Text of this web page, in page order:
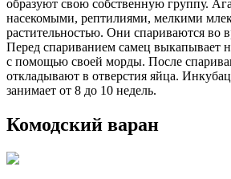
образуют свою собственную группу.
насекомыми, рептилиями, мелкими
растительностью. Они спариваются во
Перед спариванием самец выкапывает
с помощью своей морды. После
откладывают в отверстия яйца.
занимает от 8 до 10 недель.
Комодский варан